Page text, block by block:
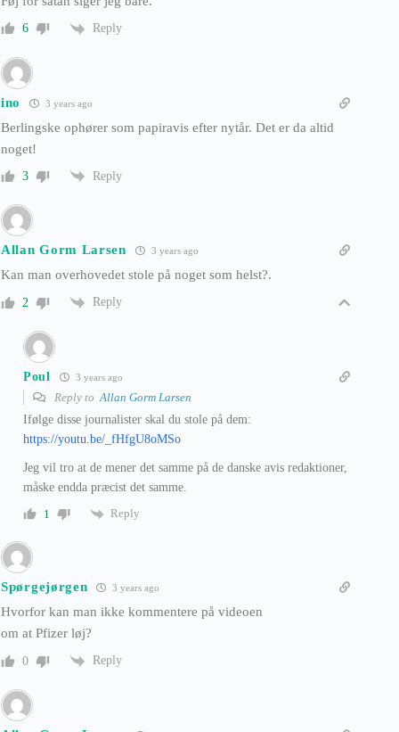
6 Reply
ino 3 years ago
Berlingske ophører som papiravis efter nytår. Det er da altid
noget!
3 Reply
Allan Gorm Larsen 3 years ago
Kan man overhovedet stole på noget som helst?.
2 Reply
Poul 3 years ago
Reply toAllan Gorm Larsen
Ifølge disse journalister skal du stole på dem:
https://youtu.be/_fHfgU8oMSo
Jeg vil tro at de mener det samme på de danske avis redaktioner,
måske endda præcist det samme.
1
Reply
Spørgejørgen 3 years ago
Hvorfor kan man ikke kommentere på videoen
om at Pfizer løj?
0 Reply